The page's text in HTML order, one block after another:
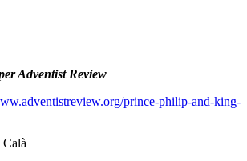
Adventist Review
prince-philip-and-king-
Calà